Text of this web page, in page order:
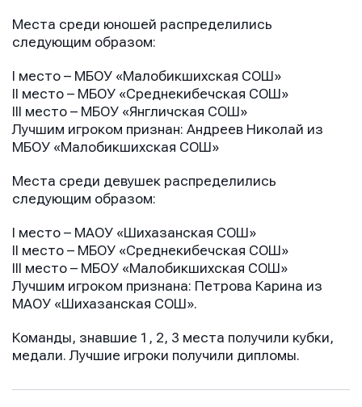
Места среди юношей распределились
следующим образом:
I место – МБОУ «Малобикшихская СОШ»
II место – МБОУ «Среднекибечская СОШ»
III место – МБОУ «Янгличская СОШ»
Лучшим игроком признан: Андреев Николай из
МБОУ «Малобикшихская СОШ»
Места среди девушек распределились
следующим образом:
I место – МАОУ «Шихазанская СОШ»
II место – МБОУ «Среднекибечская СОШ»
III место – МБОУ «Малобикшихская СОШ»
Лучшим игроком признана: Петрова Карина из
МАОУ «Шихазанская СОШ».
Команды, знавшие 1, 2, 3 места получили кубки,
медали. Лучшие игроки получили дипломы.